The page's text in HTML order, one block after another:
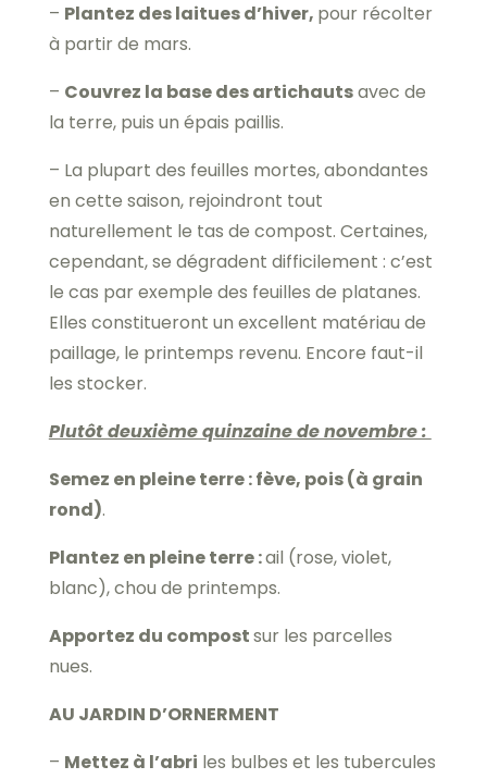
– Plantez des laitues d’hiver, pour récolter
à partir de mars.
– Couvrez la base des artichautsavec de
la terre, puis un épais paillis.
– La plupart des feuilles mortes, abondantes
en cette saison, rejoindront tout
naturellement le tas de compost. Certaines,
cependant, se dégradent difficilement : c’est
le cas par exemple des feuilles de platanes.
Elles constitueront un excellent matériau de
paillage, le printemps revenu. Encore faut-il
les stocker.
Plutôt deuxième quinzaine de novembre :
Semez en pleine terre : fève, pois (à grain
rond).
Plantez en pleine terre :ail (rose, violet,
blanc), chou de printemps.
Apportez du compostsur les parcelles
nues.
AU JARDIN D’ORNERMENT
– Mettez à l’abri les bulbes et les tubercules